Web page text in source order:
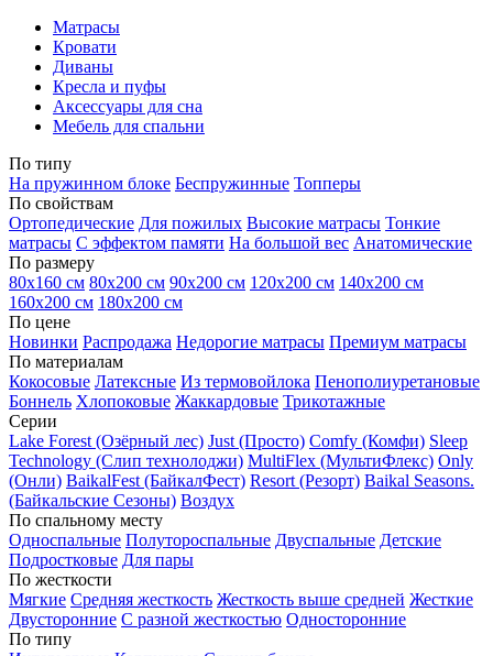
Матрасы
Кровати
Диваны
Кресла и пуфы
Аксессуары для сна
Мебель для спальни
По типу
На пружинном блоке Беспружинные Топперы
По свойствам
Ортопедические Для пожилых Высокие матрасы Тонкие
матрасы С эффектом памяти На большой вес Анатомические
По размеру
80х160 см 80х200 см 90х200 см 120х200 см 140х200 см
160х200 см 180х200 см
По цене
Новинки Распродажа Недорогие матрасы Премиум матрасы
По материалам
Кокосовые Латексные Из термовойлока Пенополиуретановые
Боннель Хлопоковые Жаккардовые Трикотажные
Серии
Lake Forest (Озёрный лес) Just (Просто) Comfy (Комфи) Sleep
Technology (Слип технолоджи) MultiFlex (МультиФлекс) Only
(Онли) BaikalFest (БайкалФест) Resort (Резорт) Baikal Seasons.
(Байкальские Сезоны) Воздух
По спальному месту
Односпальные Полутороспальные Двуспальные Детские
Подростковые Для пары
По жесткости
Мягкие Средняя жесткость Жесткость выше средней Жесткие
Двусторонние С разной жесткостью Односторонние
По типу